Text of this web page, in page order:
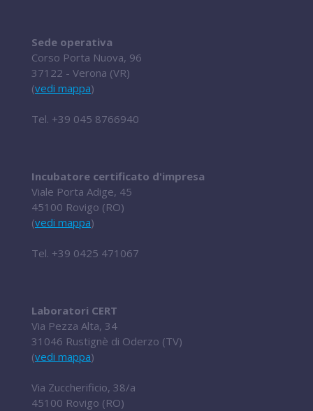
Sede operativa
Corso Porta Nuova, 96
37122 - Verona (VR)
(vedi mappa)
Tel. +39 045 8766940
Incubatore certificato d'impresa
Viale Porta Adige, 45
45100 Rovigo (RO)
(vedi mappa)
Tel. +39 0425 471067
Laboratori CERT
Via Pezza Alta, 34
31046 Rustignè di Oderzo (TV)
(vedi mappa)
Via Zuccherificio, 38/a
45100 Rovigo (RO)